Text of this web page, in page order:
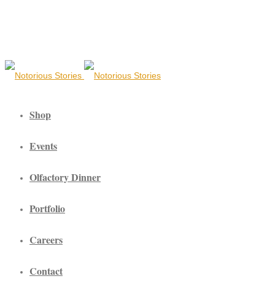
Shop
Events
Olfactory Dinner
Portfolio
Careers
Contact